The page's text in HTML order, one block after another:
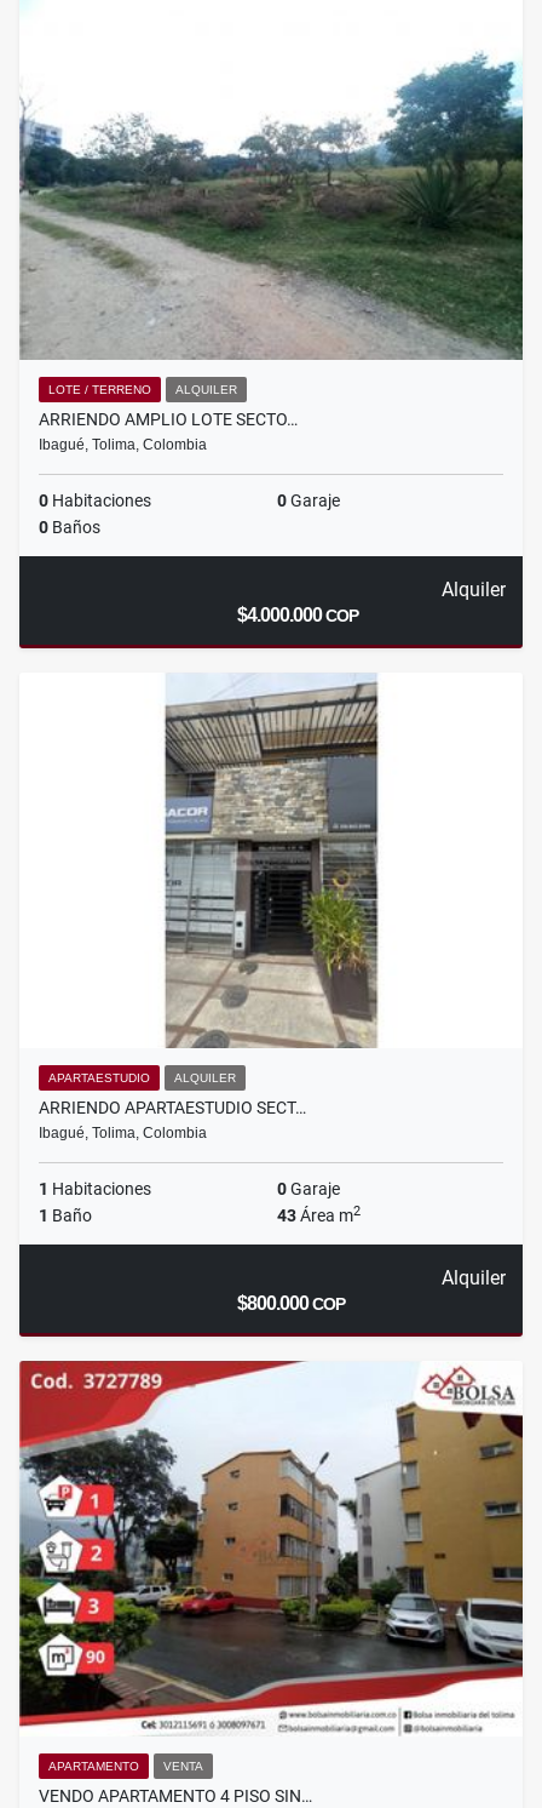
LOTE / TERRENO ALQUILER
ARRIENDO AMPLIO LOTE SECTO…
Ibagué, Tolima, Colombia
0 Habitaciones 0Garaje
0 Baños
Alquiler
$4.000.000COP
APARTAESTUDIO ALQUILER
ARRIENDO APARTAESTUDIO SECT…
Ibagué, Tolima, Colombia
1 Habitaciones 0Garaje
1 Baño 43Área m2
Alquiler
$800.000COP
APARTAMENTO VENTA
VENDO APARTAMENTO 4 PISO SIN…